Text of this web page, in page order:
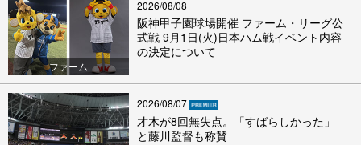
ファーム
2026/08/08
阪神甲子園球場開催 ファーム・リーグ公
式戦 9月1日(火)日本ハム戦イベント内容
の決定について
2026/08/07
才木が8回無失点。「すばらしかった」
と藤川監督も称賛